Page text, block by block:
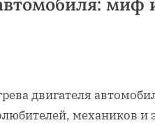
двигателя
механиков и